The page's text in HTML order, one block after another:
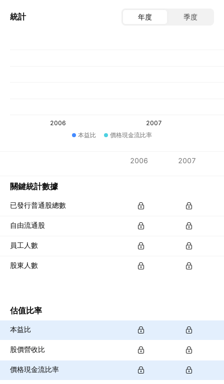
統計 年度 季度
2006
2007
本益比
價格現金流比率
2006 2007
關鍵統計數據
已發行普通股總數
自由流通股
員工人數
股東人數
估值比率
本益比
股價營收比
價格現金流比率